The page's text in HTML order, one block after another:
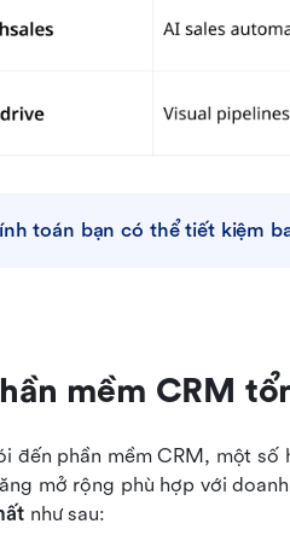
toán bạn có thể tiết kiệm
mềm CRM
đến phần mềm CRM, một
mở rộng phù hợp với
như sau: